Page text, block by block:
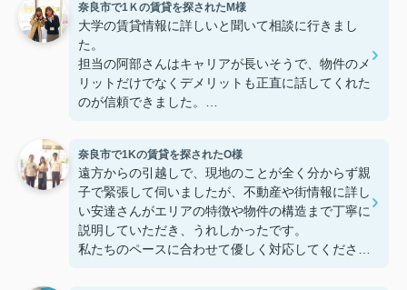
奈良市で1Ｋの賃貸を探されたM様
大学の賃貸情報に詳しいと聞いて相談に行きまし
た。
担当の阿部さんはキャリアが長いそうで、物件のメ
リットだけでなくデメリットも正直に話してくれた
のが信頼できました。
す。
奈良市で1Kの賃貸を探されたO様
遠方からの引越しで、現地のことが全く分からず親
子で緊張して伺いましたが、不動産や街情報に詳し
い安達さんがエリアの特徴や物件の構造まで丁寧に
説明していただき、うれしかったです。
私たちのペースに合わせて優しく対応してくださっ